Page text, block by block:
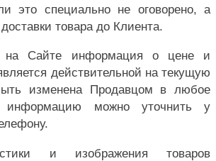
это специально не оговорено, а
товара до Клиента.
на Сайте информация о цене и
действительной на текущую
изменена Продавцом в любое
информацию можно уточнить у
и изображения товаров